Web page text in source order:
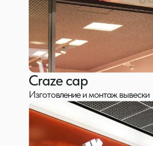
от 2000 руб./шт
Craze cap
Изготовление и монтаж вывески